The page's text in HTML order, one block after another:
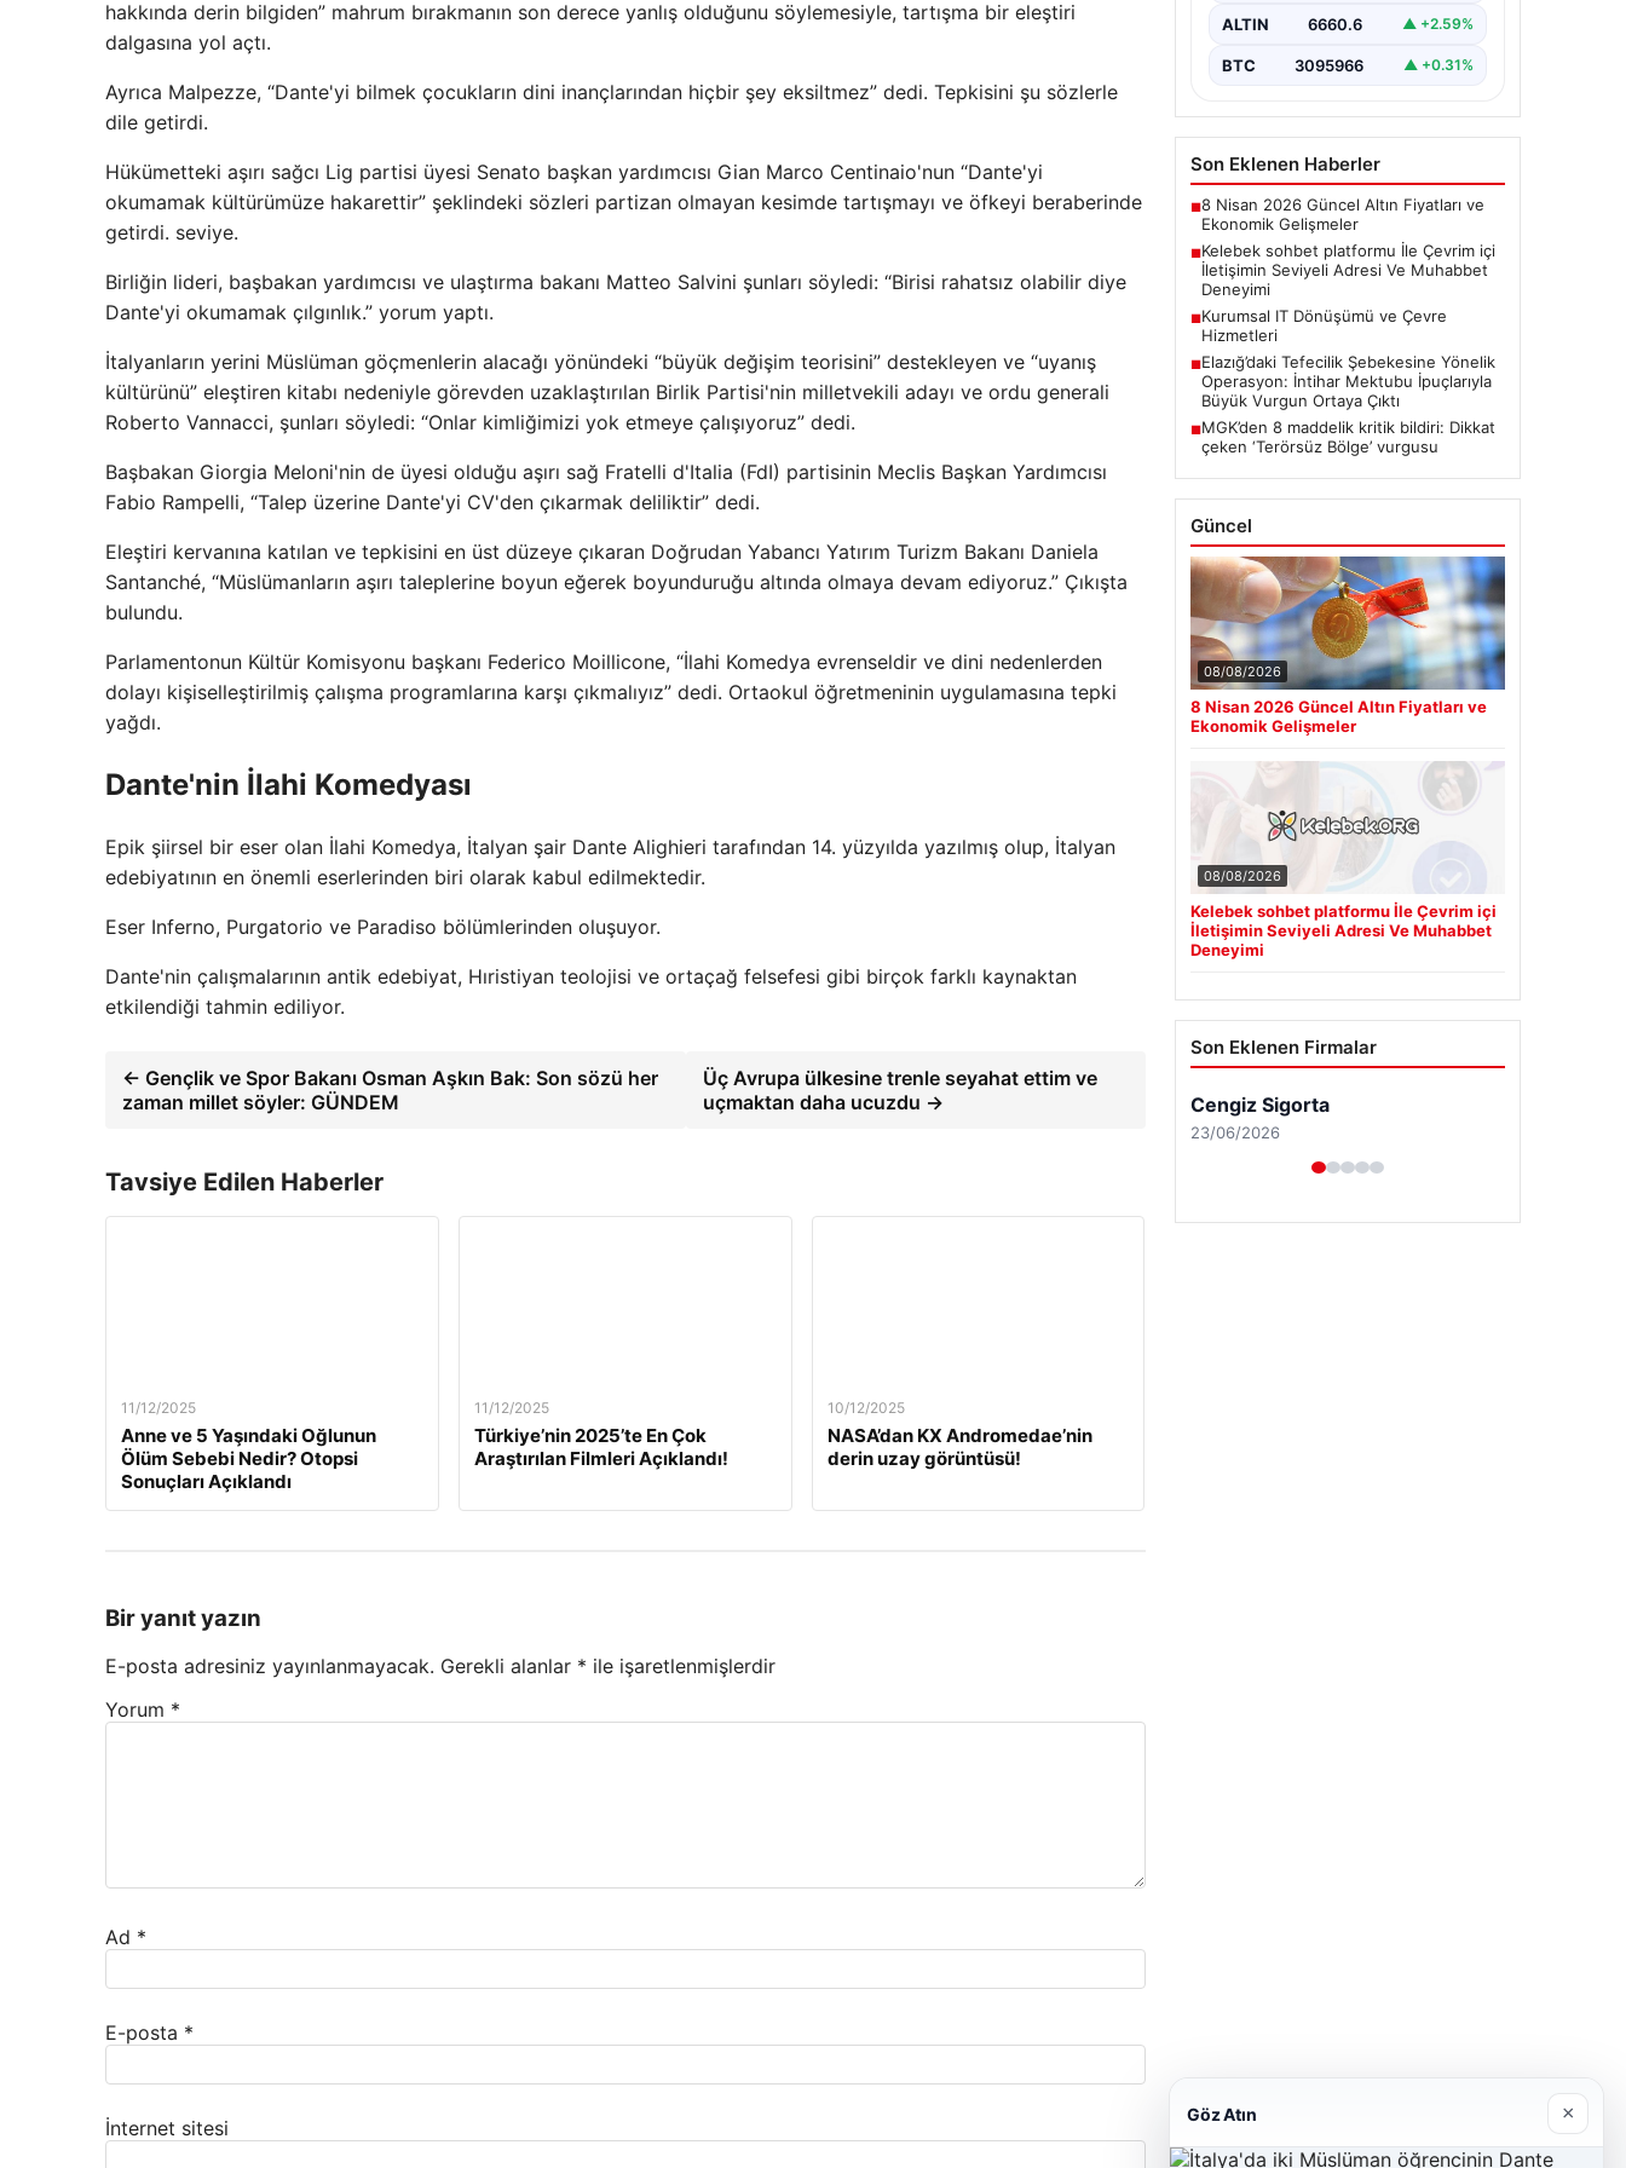
hakkında derin bilgiden” mahrum bırakmanın son derece yanlış olduğunu söylemesiyle, tartışma bir eleştiri
dalgasına yol açtı.
Ayrıca Malpezze, “Dante'yi bilmek çocukların dini inançlarından hiçbir şey eksiltmez” dedi. Tepkisini şu sözlerle
dile getirdi.
Hükümetteki aşırı sağcı Lig partisi üyesi Senato başkan yardımcısı Gian Marco Centinaio'nun “Dante'yi
okumamak kültürümüze hakarettir” şeklindeki sözleri partizan olmayan kesimde tartışmayı ve öfkeyi beraberinde
getirdi. seviye.
Birliğin lideri, başbakan yardımcısı ve ulaştırma bakanı Matteo Salvini şunları söyledi: “Birisi rahatsız olabilir diye
Dante'yi okumamak çılgınlık.” yorum yaptı.
İtalyanların yerini Müslüman göçmenlerin alacağı yönündeki “büyük değişim teorisini” destekleyen ve “uyanış
kültürünü” eleştiren kitabı nedeniyle görevden uzaklaştırılan Birlik Partisi'nin milletvekili adayı ve ordu generali
Roberto Vannacci, şunları söyledi: “Onlar kimliğimizi yok etmeye çalışıyoruz” dedi.
Başbakan Giorgia Meloni'nin de üyesi olduğu aşırı sağ Fratelli d'Italia (FdI) partisinin Meclis Başkan Yardımcısı
Fabio Rampelli, “Talep üzerine Dante'yi CV'den çıkarmak deliliktir” dedi.
Eleştiri kervanına katılan ve tepkisini en üst düzeye çıkaran Doğrudan Yabancı Yatırım Turizm Bakanı Daniela
Santanché, “Müslümanların aşırı taleplerine boyun eğerek boyunduruğu altında olmaya devam ediyoruz.” Çıkışta
bulundu.
Parlamentonun Kültür Komisyonu başkanı Federico Moillicone, “İlahi Komedya evrenseldir ve dini nedenlerden
dolayı kişiselleştirilmiş çalışma programlarına karşı çıkmalıyız” dedi. Ortaokul öğretmeninin uygulamasına tepki
yağdı.
Dante'nin İlahi Komedyası
Epik şiirsel bir eser olan İlahi Komedya, İtalyan şair Dante Alighieri tarafından 14. yüzyılda yazılmış olup, İtalyan
edebiyatının en önemli eserlerinden biri olarak kabul edilmektedir.
Eser Inferno, Purgatorio ve Paradiso bölümlerinden oluşuyor.
Dante'nin çalışmalarının antik edebiyat, Hıristiyan teolojisi ve ortaçağ felsefesi gibi birçok farklı kaynaktan
etkilendiği tahmin ediliyor.
← Gençlik ve Spor Bakanı Osman Aşkın Bak: Son sözü her
zaman millet söyler: GÜNDEM
Üç Avrupa ülkesine trenle seyahat ettim ve
uçmaktan daha ucuzdu →
Tavsiye Edilen Haberler
11/12/2025
Anne ve 5 Yaşındaki Oğlunun
Ölüm Sebebi Nedir? Otopsi
Sonuçları Açıklandı
11/12/2025
Türkiye’nin 2025’te En Çok
Araştırılan Filmleri Açıklandı!
10/12/2025
NASA’dan KX Andromedae’nin
derin uzay görüntüsü!
Bir yanıt yazın
E-posta adresiniz yayınlanmayacak. Gerekli alanlar * ile işaretlenmişlerdir
Yorum *
Ad *
E-posta *
İnternet sitesi
seviyeli bir şekilde irtibat kurması
Günümüzde çeşitli…
ALTIN 6660.6 ▲ +2.59%
BTC 3095966 ▲ +0.31%
Son Eklenen Haberler
■8 Nisan 2026 Güncel Altın Fiyatları ve
Ekonomik Gelişmeler
■Kelebek sohbet platformu İle Çevrim içi
İletişimin Seviyeli Adresi Ve Muhabbet
Deneyimi
■Kurumsal IT Dönüşümü ve Çevre
Hizmetleri
■Elazığ’daki Tefecilik Şebekesine Yönelik
Operasyon: İntihar Mektubu İpuçlarıyla
Büyük Vurgun Ortaya Çıktı
■MGK’den 8 maddelik kritik bildiri: Dikkat
çeken ‘Terörsüz Bölge’ vurgusu
Güncel
08/08/2026
8 Nisan 2026 Güncel Altın Fiyatları ve
Ekonomik Gelişmeler
08/08/2026
Kelebek sohbet platformu İle Çevrim içi
İletişimin Seviyeli Adresi Ve Muhabbet
Deneyimi
Son Eklenen Firmalar
Cengiz Sigorta
23/06/2026
Göz Atın ×